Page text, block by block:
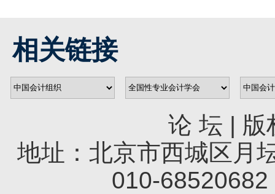
相关链接
论 坛 | 版
地址：北京市西城区月
010-